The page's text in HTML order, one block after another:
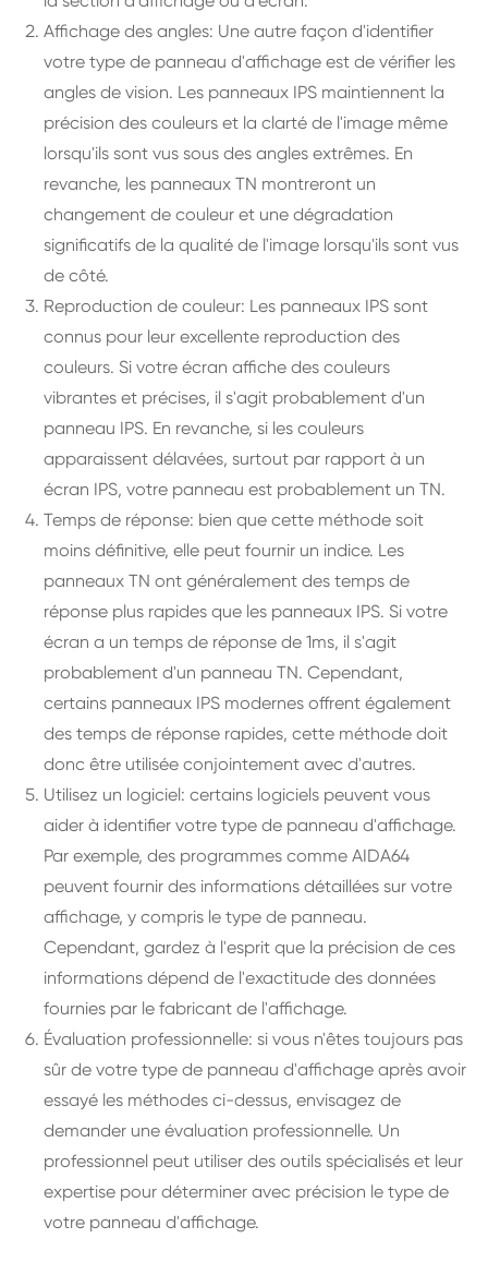
Affichage des angles: Une autre façon d'identifier
votre type de panneau d'affichage est de vérifier les
angles de vision. Les panneaux IPS maintiennent la
précision des couleurs et la clarté de l'image même
lorsqu'ils sont vus sous des angles extrêmes. En
revanche, les panneaux TN montreront un
changement de couleur et une dégradation
significatifs de la qualité de l'image lorsqu'ils sont vus
de côté.
Reproduction de couleur: Les panneaux IPS sont
connus pour leur excellente reproduction des
couleurs. Si votre écran affiche des couleurs
vibrantes et précises, il s'agit probablement d'un
panneau IPS. En revanche, si les couleurs
apparaissent délavées, surtout par rapport à un
écran IPS, votre panneau est probablement un TN.
Temps de réponse: bien que cette méthode soit
moins définitive, elle peut fournir un indice. Les
panneaux TN ont généralement des temps de
réponse plus rapides que les panneaux IPS. Si votre
écran a un temps de réponse de 1ms, il s'agit
probablement d'un panneau TN. Cependant,
certains panneaux IPS modernes offrent également
des temps de réponse rapides, cette méthode doit
donc être utilisée conjointement avec d'autres.
Utilisez un logiciel: certains logiciels peuvent vous
aider à identifier votre type de panneau d'affichage.
Par exemple, des programmes comme AIDA64
peuvent fournir des informations détaillées sur votre
affichage, y compris le type de panneau.
Cependant, gardez à l'esprit que la précision de ces
informations dépend de l'exactitude des données
fournies par le fabricant de l'affichage.
Évaluation professionnelle: si vous n'êtes toujours pas
sûr de votre type de panneau d'affichage après avoir
essayé les méthodes ci-dessus, envisagez de
demander une évaluation professionnelle. Un
professionnel peut utiliser des outils spécialisés et leur
expertise pour déterminer avec précision le type de
votre panneau d'affichage.